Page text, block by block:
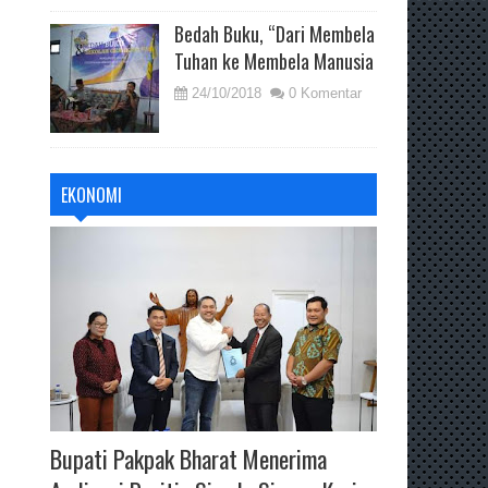
Bedah Buku, “Dari Membela
Tuhan ke Membela Manusia
24/10/2018 0 Komentar
EKONOMI
Bupati Pakpak Bharat Menerima